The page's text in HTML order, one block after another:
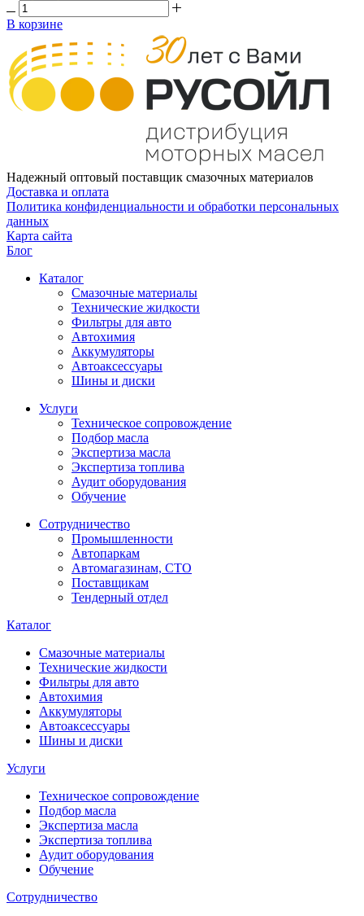
В корзине
Надежный оптовый поставщик смазочных материалов
Доставка и оплата
Политика конфиденциальности и обработки персональных
данных
Карта сайта
Блог
Каталог
Смазочные материалы
Технические жидкости
Фильтры для авто
Автохимия
Аккумуляторы
Автоаксессуары
Шины и диски
Услуги
Техническое сопровождение
Подбор масла
Экспертиза масла
Экспертиза топлива
Аудит оборудования
Обучение
Сотрудничество
Промышленности
Автопаркам
Автомагазинам, СТО
Поставщикам
Тендерный отдел
Каталог
Смазочные материалы
Технические жидкости
Фильтры для авто
Автохимия
Аккумуляторы
Автоаксессуары
Шины и диски
Услуги
Техническое сопровождение
Подбор масла
Экспертиза масла
Экспертиза топлива
Аудит оборудования
Обучение
Сотрудничество